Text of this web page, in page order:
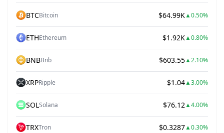
BTCBitcoin $64.99K▲0.50%
ETHEthereum $1.92K▲0.80%
BNBBnb $603.55▲2.10%
XRPRipple $1.04▲3.00%
SOLSolana $76.12▲4.00%
TRXTron $0.3287▲0.30%